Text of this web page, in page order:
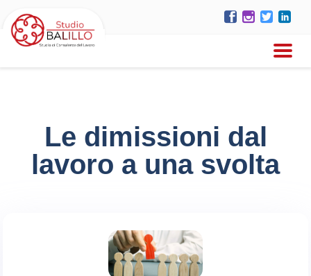
Le dimissioni dal
lavoro a una svolta